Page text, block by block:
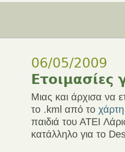
06/05/2009
Ετοιμασίες
Μιας και άρχισα να
το .kml από το
παιδιά του ΑΤΕΙ
κατάλληλο για το